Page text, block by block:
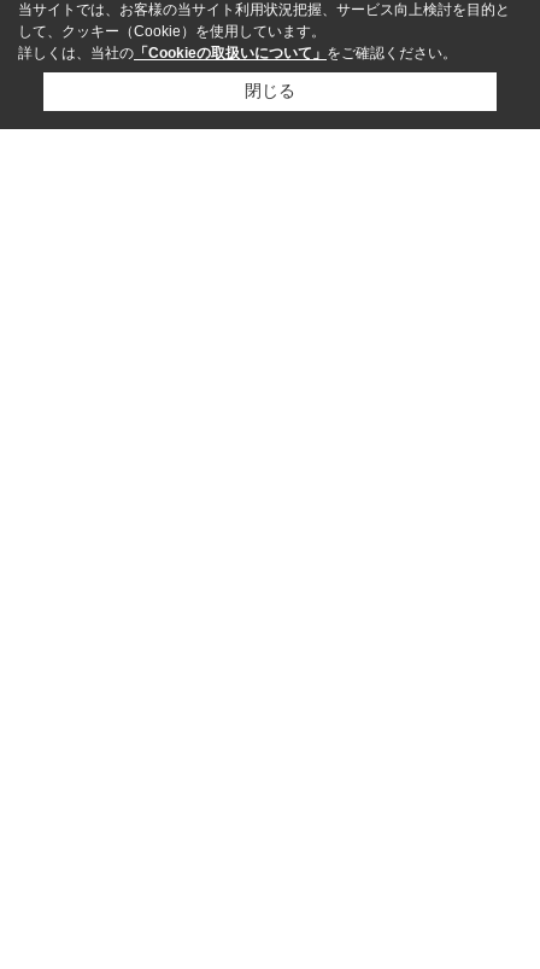
当サイトでは、お客様の当サイト利用状況把握、サービス向上検討を目的と
して、クッキー（Cookie）を使用しています。
詳しくは、当社の 「Cookieの取扱いについて」 をご確認ください。
閉じる